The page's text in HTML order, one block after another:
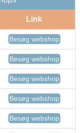
Link
Besøg webshop
Besøg webshop
Besøg webshop
Besøg webshop
Besøg webshop